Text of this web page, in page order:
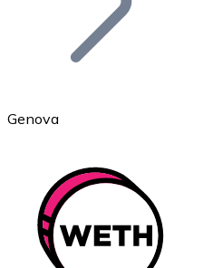
Ethereum
ETH
Genova